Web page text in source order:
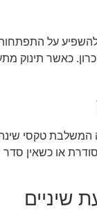
להשפיע על
כאשר תינוק
טקסי שינה
או כשאין סדר
שיניים